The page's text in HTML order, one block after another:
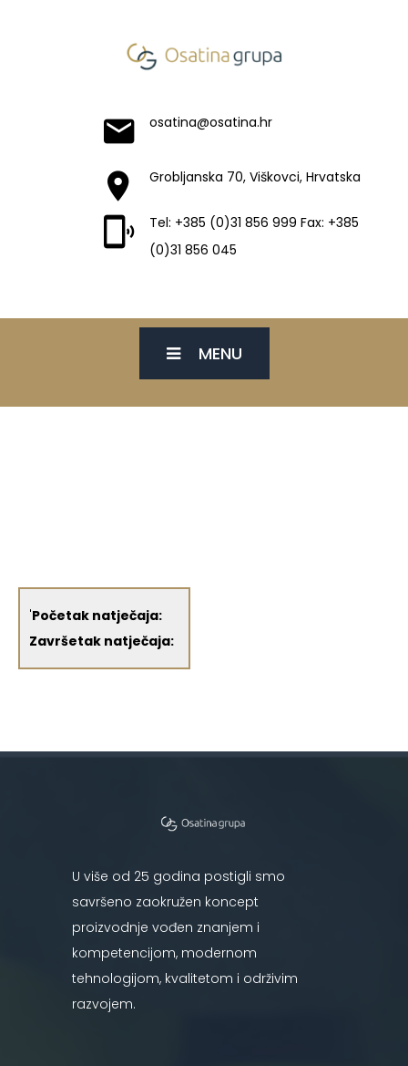
osatina@osatina.hr
Grobljanska 70, Viškovci, Hrvatska
Tel: +385 (0)31 856 999 Fax: +385
(0)31 856 045
MENU
'Početak natječaja:
Završetak natječaja:
U više od 25 godina postigli smo
savršeno zaokružen koncept
proizvodnje vođen znanjem i
kompetencijom, modernom
tehnologijom, kvalitetom i održivim
razvojem.